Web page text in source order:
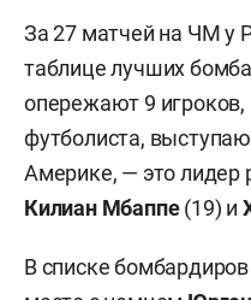
За 27 матчей на ЧМ у
таблице лучших
опережают 9 игроков,
футболиста,
Америке, — это лидер
Килиан Мбаппе(19) и
В списке